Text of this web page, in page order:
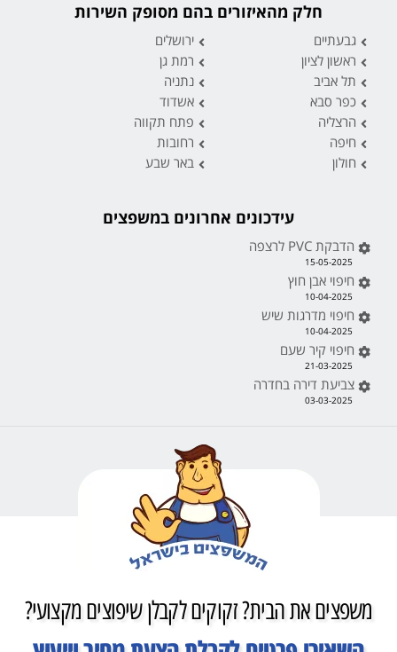
חלק מהאיזורים בהם מסופק השירות
גבעתיים
ירושלים
ראשון לציון
רמת גן
תל אביב
נתניה
כפר סבא
אשדוד
הרצליה
פתח תקווה
חיפה
רחובות
חולון
באר שבע
עידכונים אחרונים במשפצים
הדבקת PVC לרצפה
15-05-2025
חיפוי אבן חוץ
10-04-2025
חיפוי מדרגות שיש
10-04-2025
חיפוי קיר שעם
21-03-2025
צביעת דירה בחדרה
03-03-2025
משפצים את הבית? זקוקים לקבלן שיפוצים מקצועי?